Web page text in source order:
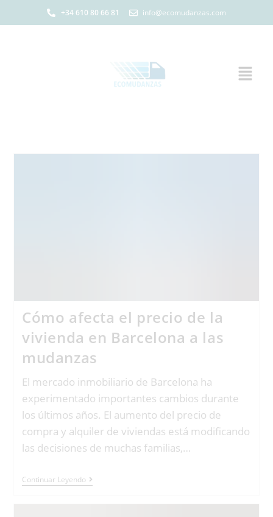
+34 610 80 66 81 info@ecomudanzas.com
Cómo afecta el precio de la
vivienda en Barcelona a las
mudanzas
El mercado inmobiliario de Barcelona ha
experimentado importantes cambios durante
los últimos años. El aumento del precio de
compra y alquiler de viviendas está modificando
las decisiones de muchas familias,…
Continuar Leyendo